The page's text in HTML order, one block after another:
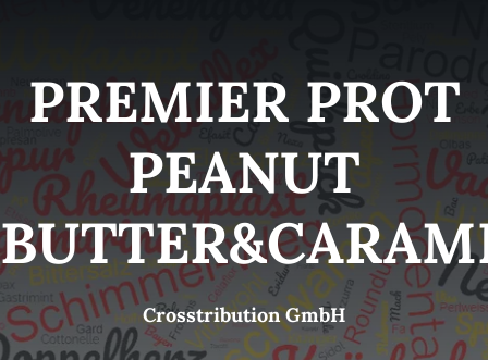
Brands
B2B-Shop
Kontakt
PREMIER PROT
PEANUT
Crosstribution GmbH